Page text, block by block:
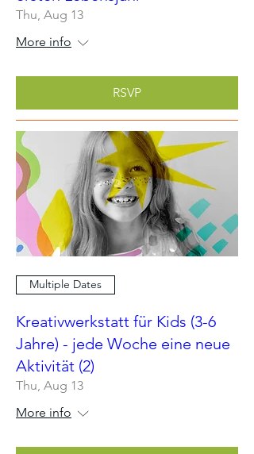
Thu, Aug 13
More info
RSVP
Multiple Dates
Kreativwerkstatt für Kids (3-6
Jahre) - jede Woche eine neue
Aktivität (2)
Thu, Aug 13
More info